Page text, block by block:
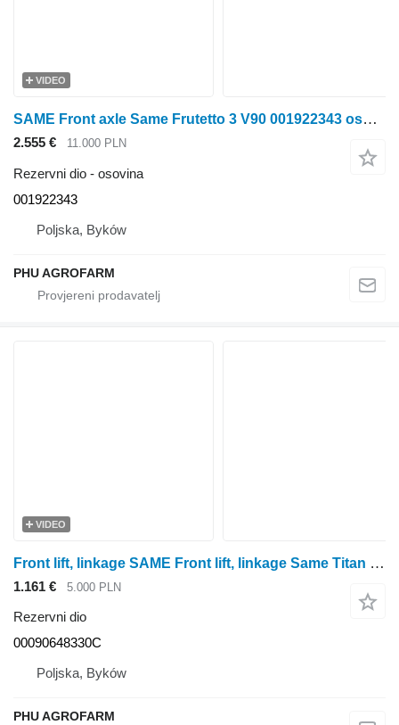
VIDEO
SAME Front axle Same Frutetto 3 V90 001922343 osovina za SAME Frutetto 3 V90 traktora na kotačima
2.555 € 11.000 PLN
Rezervni dio - osovina
001922343
Poljska, Byków
PHU AGROFARM
VIDEO
Front lift, linkage SAME Front lift, linkage Same Titan 190 00090648330C za SAME Titan 190 traktora na kotačima
1.161 € 5.000 PLN
Rezervni dio
00090648330C
Poljska, Byków
PHU AGROFARM